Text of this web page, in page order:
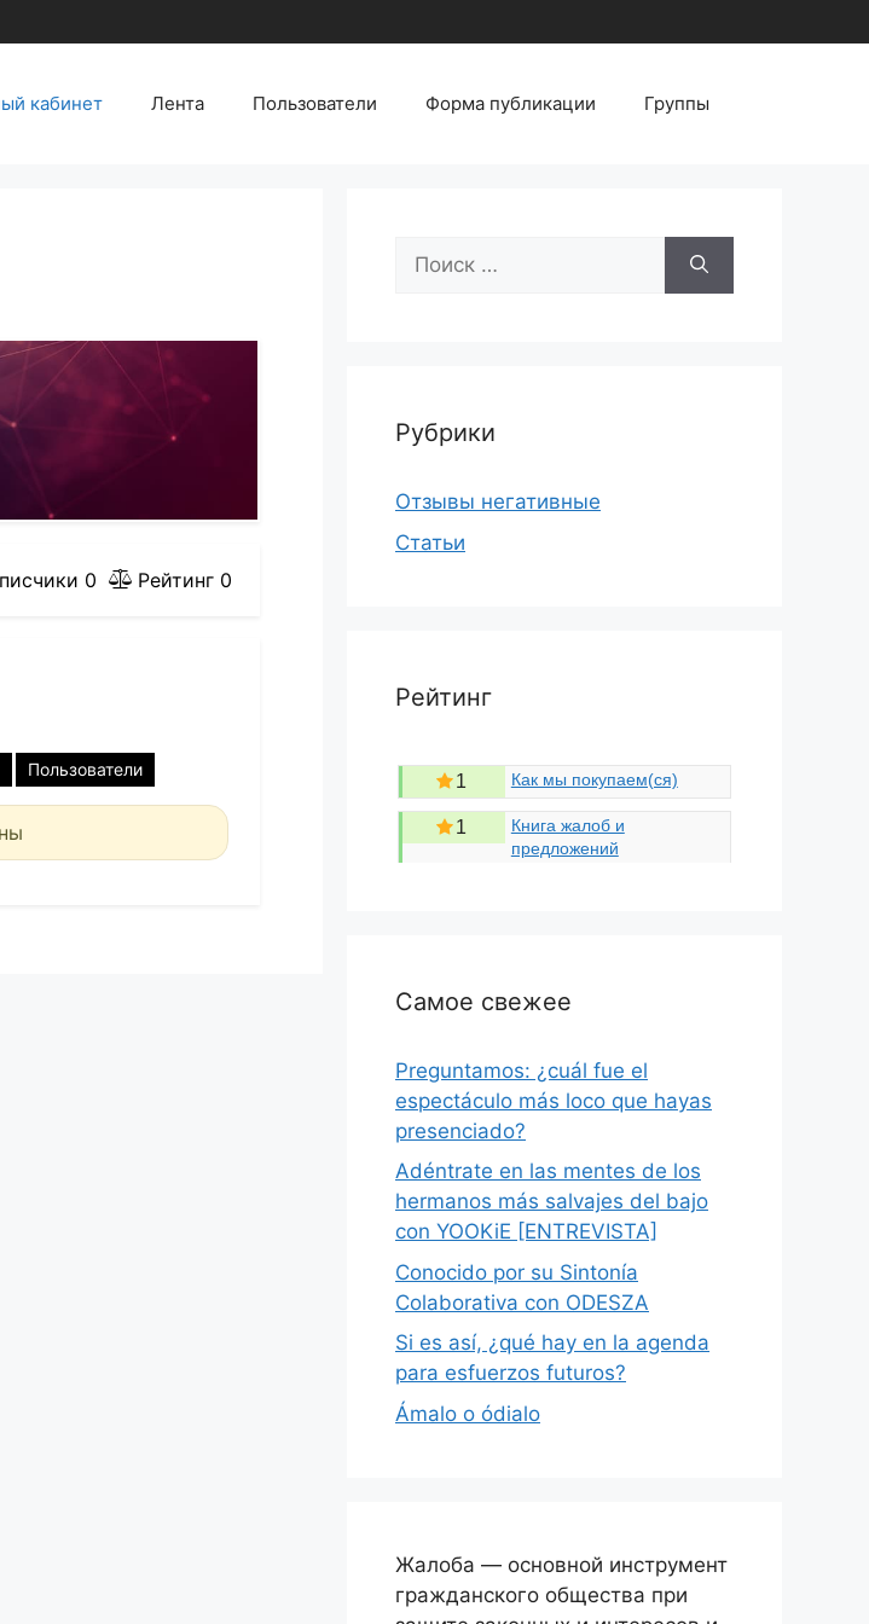
кабинет Лента Пользователи Форма публикации Группы
0 Рейтинг 0
Пользователи
Поиск:
Рубрики
Отзывы негативные
Статьи
Рейтинг
1 Как мы покупаем(ся)
1
Книга жалоб и
предложений
Самое свежее
Preguntamos: ¿cuál fue el
espectáculo más loco que hayas
presenciado?
Adéntrate en las mentes de los
hermanos más salvajes del bajo
con YOOKiE [ENTREVISTA]
Conocido por su Sintonía
Colaborativa con ODESZA
Si es así, ¿qué hay en la agenda
para esfuerzos futuros?
Ámalo o ódialo
Жалоба — основной инструмент
гражданского общества при